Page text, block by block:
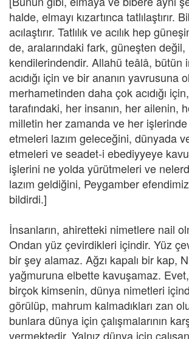
halde, elmayı kızartınca tatlılaştırır.
acılaştırır. Tatlılık ve acılık hep
de, aralarındaki fark, güneşten değil,
kendilerindendir. Allahü teâlâ, bütün
acıdığı için ve bir ananın yavrusuna
merhametinden daha çok acıdığı
tarafındaki, her insanın, her ailenin,
milletin her zamanda ve her işlerinde
etmeleri lazım geleceğini, dünyada
etmeleri ve seadet-i ebediyyeye
işlerini ne yolda yürütmeleri ve
lazım geldiğini, Peygamber efendimiz
bildirdi.]
İnsanların, ahiretteki nimetlere nail
Ondan yüz çevirdikleri içindir. Yüz
bir şey alamaz. Ağzı kapalı bir kap,
yağmuruna elbette kavuşamaz.
birçok kimsenin, dünya nimetleri
görülüp, mahrum kalmadıkları zan
bunlara dünya için çalışmalarının
vermektedir. Yalnız dünya için